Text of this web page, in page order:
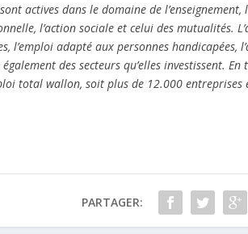
actives dans le domaine de
l’action sociale et celui des mutualités.
l’emploi adapté aux personnes handicapées,
des secteurs qu’elles investissent.
total wallon, soit plus de 12.000
PARTAGER: